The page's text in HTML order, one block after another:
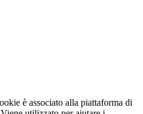
è associato alla piattaforma di